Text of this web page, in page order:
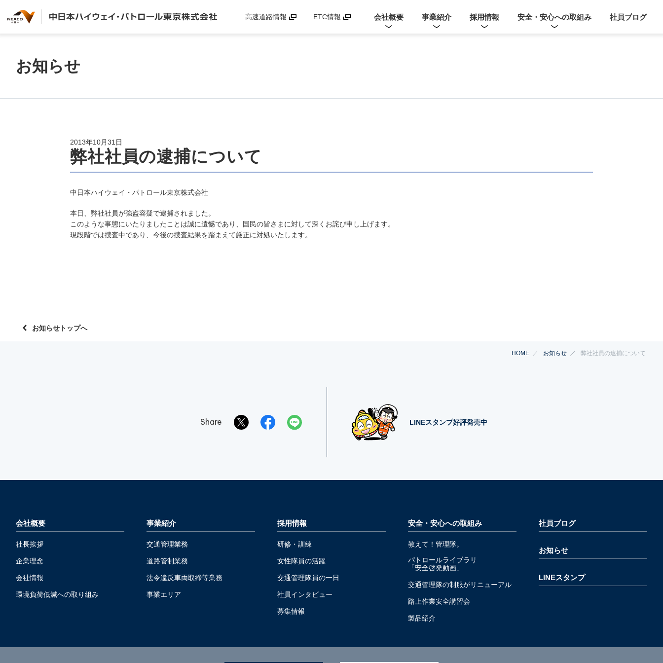
高速道路情報 ETC情報 会社概要 事業紹介 採用情報 安全・安心への取組み 社員ブログ
お知らせ
弊社社員の逮捕について
2013年10月31日
中日本ハイウェイ・パトロール東京株式会社
本日、弊社社員が強盗容疑で逮捕されました。
このような事態にいたりましたことは誠に遺憾であり、国民の皆さまに対して深くお詫び申し上げます。
現段階では捜査中であり、今後の捜査結果を踏まえて厳正に対処いたします。
お知らせトップへ
HOME お知らせ 弊社社員の逮捕について
Share LINEスタンプ好評発売中
会社概要
社長挨拶
企業理念
会社情報
環境負荷低減への取り組み
事業紹介
交通管理業務
道路管制業務
法令違反車両取締等業務
事業エリア
採用情報
研修・訓練
女性隊員の活躍
交通管理隊員の一日
社員インタビュー
募集情報
安全・安心への取組み
教えて！管理隊。
パトロールライブラリ
「安全啓発動画」
交通管理隊の制服がリニューアル
路上作業安全講習会
製品紹介
社員ブログ
お知らせ
LINEスタンプ